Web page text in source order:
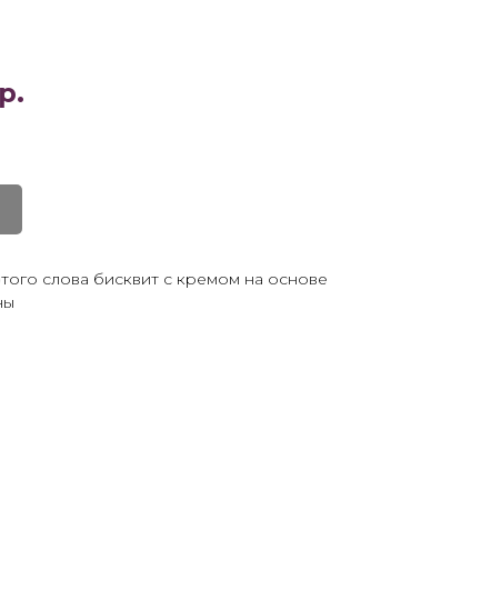
слова бисквит с кремом на основе